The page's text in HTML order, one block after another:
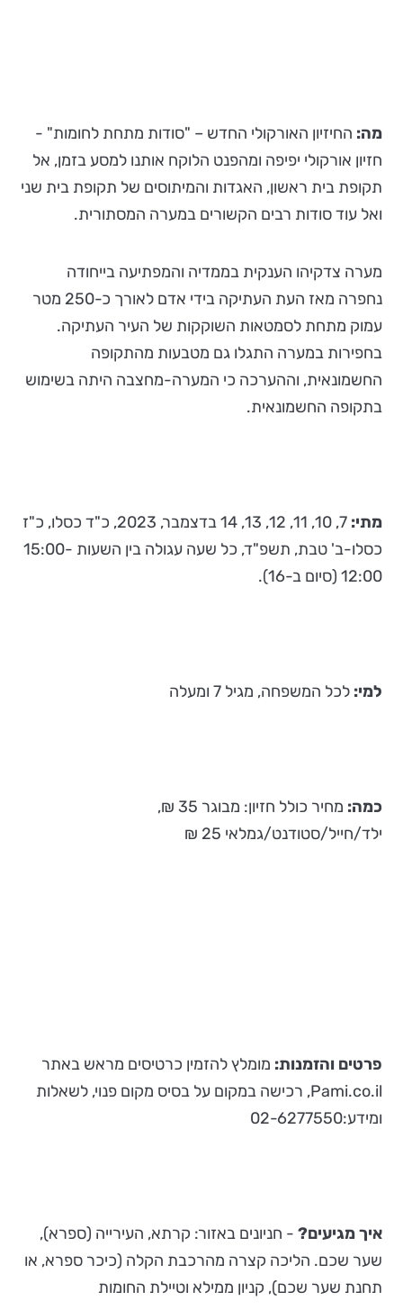
מה: החיזיון האורקולי החדש – "סודות מתחת לחומות" -
חזיון אורקולי יפיפה ומהפנט הלוקח אותנו למסע בזמן, אל
תקופת בית ראשון, האגדות והמיתוסים של תקופת בית שני
ואל עוד סודות רבים הקשורים במערה המסתורית.
מערה צדקיהו הענקית בממדיה והמפתיעה בייחודה
נחפרה מאז העת העתיקה בידי אדם לאורך כ-250 מטר
עמוק מתחת לסמטאות השוקקות של העיר העתיקה.
בחפירות במערה התגלו גם מטבעות מהתקופה
החשמונאית, וההערכה כי המערה-מחצבה היתה בשימוש
בתקופה החשמונאית.
מתי:
7, 10, 11, 12, 13, 14 בדצמבר, 2023, כ"ד כסלו, כ"ז
כסלו-ב' טבת, תשפ"ד, כל שעה עגולה בין השעות 15:00-
12:00 (סיום ב-16).
למי: לכל המשפחה, מגיל 7 ומעלה
כמה:
מחיר כולל חזיון: מבוגר 35 ₪,
ילד/חייל/סטודנט/גמלאי 25 ₪
פרטים והזמנות: מומלץ להזמין כרטיסים מראש באתר
Pami.co.il, רכישה במקום על בסיס מקום פנוי, לשאלות
ומידע:02-6277550
איך מגיעים? - חניונים באזור: קרתא, העירייה (ספרא),
שער שכם. הליכה קצרה מהרכבת הקלה (כיכר ספרא, או
תחנת שער שכם), קניון ממילא וטיילת החומות